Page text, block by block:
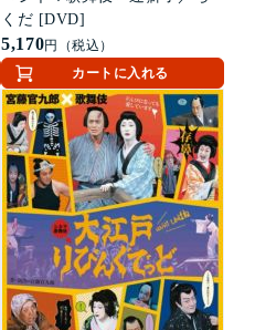
くだ [DVD]
5,170円（税込）
カートに入れる